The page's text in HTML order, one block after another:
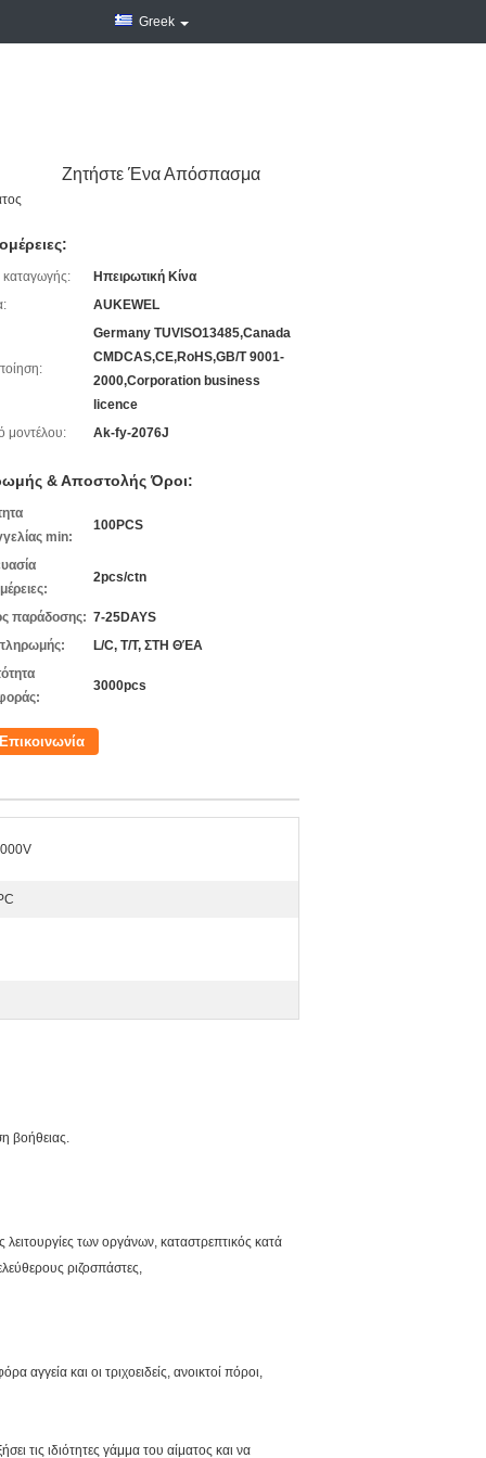
Greek
Ζητήστε Ένα Απόσπασμα
Ηπειρωτική Κίνα
AUKEWEL
Germany TUVISO13485,Canada
CMDCAS,CE,RoHS,GB/T 9001-
2000,Corporation business
licence
μοντέλου:
Ak-fy-2076J
& Αποστολής Όροι:
min:
100PCS
2pcs/ctn
παράδοσης: 7-25DAYS
L/C, T/T, ΣΤΗ ΘΈΑ
3000pcs
Επικοινωνία
βοήθειας.
των οργάνων, καταστρεπτικός κατά
ριζοσπάστες,
αγγεία και οι τριχοειδείς, ανοικτοί πόροι,
τις ιδιότητες γάμμα του αίματος και να